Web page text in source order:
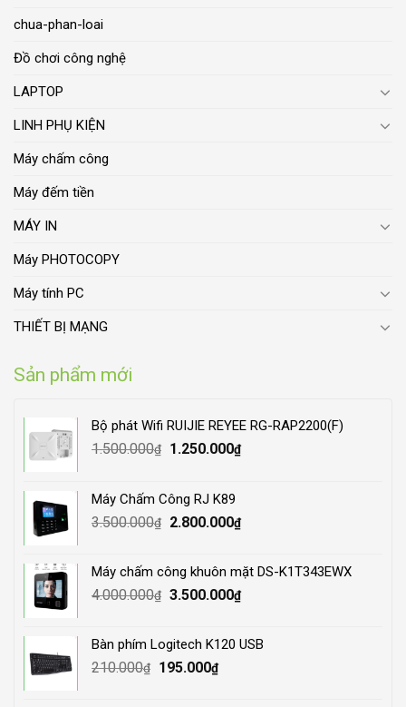
chua-phan-loai
Đồ chơi công nghệ
LAPTOP
LINH PHỤ KIỆN
Máy chấm công
Máy đếm tiền
MÁY IN
Máy PHOTOCOPY
Máy tính PC
THIẾT BỊ MẠNG
Sản phẩm mới
Bộ phát Wifi RUIJIE REYEE RG-RAP2200(F)
1.500.000₫
Original
1.500.000₫.
1.250.000₫Current
Máy Chấm Công RJ K89
3.500.000₫
Original
3.500.000₫.
2.800.000₫Current
2.800.000₫.
Máy chấm công khuôn mặt DS-K1T343EWX
4.000.000₫ Original
4.000.000₫.
3.500.000₫Current
3.500.000₫.
Bàn phím Logitech K120 USB
210.000₫
Original
195.000₫Current